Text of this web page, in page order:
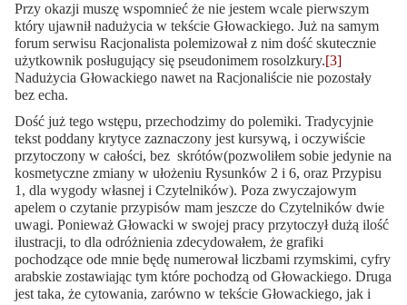
Przy okazji muszę wspomnieć że nie jestem wcale pierwszym
który ujawnił nadużycia w tekście Głowackiego. Już na samym
forum serwisu Racjonalista polemizował z nim dość skutecznie
użytkownik posługujący się pseudonimem rosolzkury.[3]
Nadużycia Głowackiego nawet na Racjonaliście nie pozostały
bez echa.
Dość już tego wstępu, przechodzimy do polemiki. Tradycyjnie
tekst poddany krytyce zaznaczony jest kursywą, i oczywiście
przytoczony w całości, bez skrótów(pozwoliłem sobie jedynie na
kosmetyczne zmiany w ułożeniu Rysunków 2 i 6, oraz Przypisu
1, dla wygody własnej i Czytelników). Poza zwyczajowym
apelem o czytanie przypisów mam jeszcze do Czytelników dwie
uwagi. Ponieważ Głowacki w swojej pracy przytoczył dużą ilość
ilustracji, to dla odróżnienia zdecydowałem, że grafiki
pochodzące ode mnie będę numerował liczbami rzymskimi, cyfry
arabskie zostawiając tym które pochodzą od Głowackiego. Druga
jest taka, że cytowania, zarówno w tekście Głowackiego, jak i